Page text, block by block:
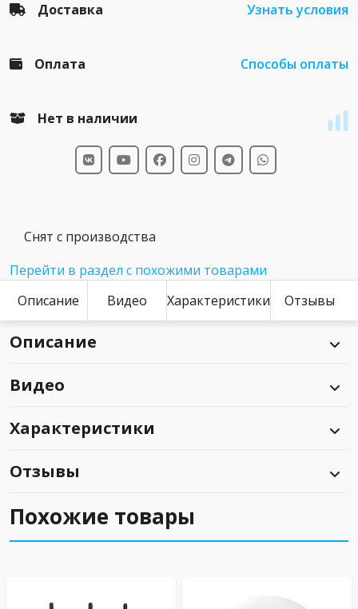
Доставка Узнать условия
Оплата Способы оплаты
Нет в наличии
Снят с производства
Перейти в раздел с похожими товарами
Описание
Видео Характеристики Отзывы
Описание
Видео
Характеристики
Отзывы
Похожие товары